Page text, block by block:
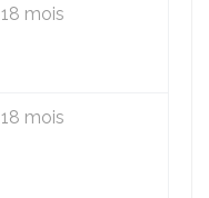
18 mois
18 mois